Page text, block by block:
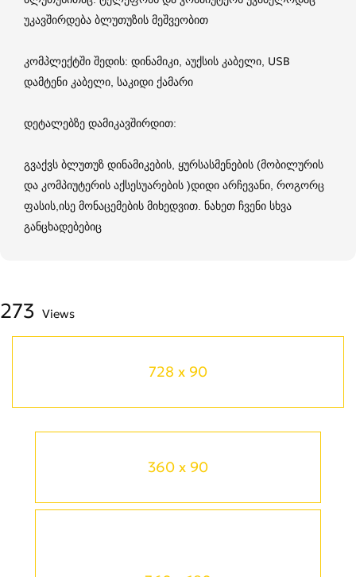
360 x 90
უკავშირდება ბლუთუზის მეშვეობით
კომპლექტში შედის: დინამიკი, აუქსის კაბელი, USB
დამტენი კაბელი, საკიდი ქამარი
დეტალებზე დამიკავშირდით:
გვაქვს ბლუთუზ დინამიკების, ყურსასმენების (მობილურის
და კომპიუტერის აქსესუარების )დიდი არჩევანი, როგორც
ფასის,ისე მონაცემების მიხედვით. ნახეთ ჩვენი სხვა
განცხადებებიც
273 Views
728 x 90